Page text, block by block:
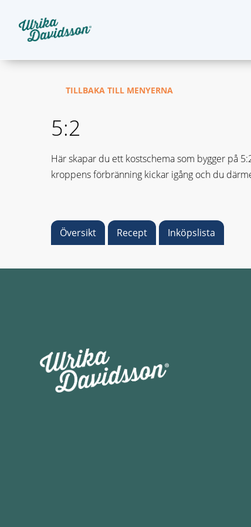
TILLBAKA TILL MENYERNA
5:2
Här skapar du ett kostschema som bygger på
kroppens förbränning kickar igång och du
Översikt Recept Inköpslista